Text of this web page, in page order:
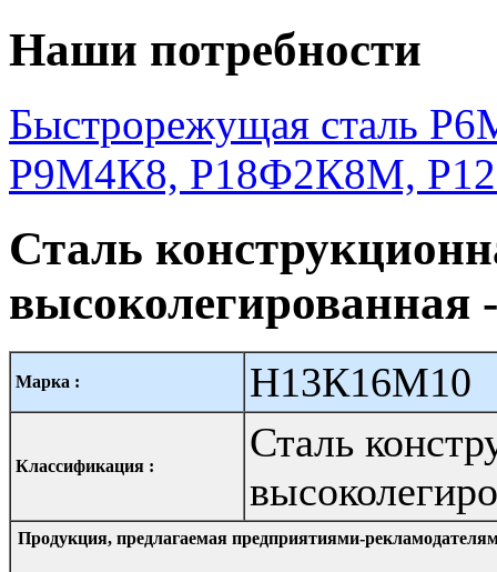
Наши потребности
Быстрорежущая сталь
Р9М4К8, Р18Ф2К8М,
Сталь
Марка : Н13К16М10
Классификация :
Сталь
Продукция, предлагаемая предприятиями-